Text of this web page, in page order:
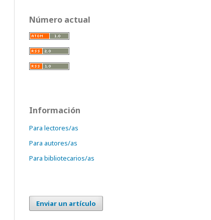
Número actual
Información
Para lectores/as
Para autores/as
Para bibliotecarios/as
Enviar un artículo